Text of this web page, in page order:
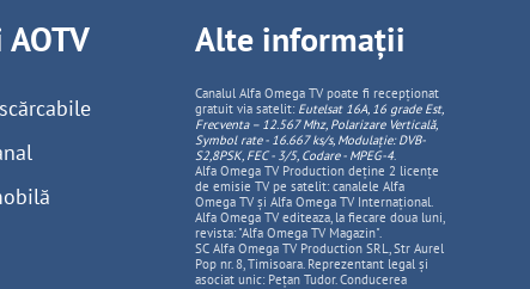
Alte informații
Canalul Alfa Omega TV poate fi recepționat
gratuit via satelit: Eutelsat 16A, 16 grade Est,
Frecventa – 12.567 Mhz, PolarizareVerticală,
Symbol rate - 16.667 ks/s, Modulație: DVB-
S2,8PSK, FEC - 3/5, Codare - MPEG-4.
Alfa Omega TV Production deține 2 licențe
de emisie TV pe satelit: canalele Alfa
Omega TV și Alfa Omega TV Internațional.
Alfa Omega TV editeaza, la fiecare doua luni,
revista: "Alfa Omega TV Magazin".
SC Alfa Omega TV Production SRL, Str Aurel
Pop nr. 8, Timisoara. Reprezentant legal și
asociat unic: Pețan Tudor. Conducerea